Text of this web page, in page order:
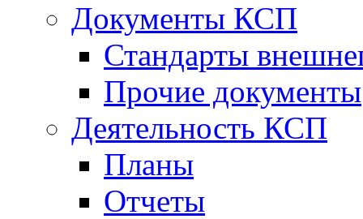
Документы КСП
Стандарты
Прочие документы
Деятельность КСП
Планы
Отчеты